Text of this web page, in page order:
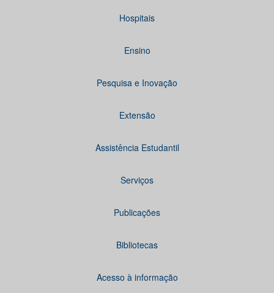
Hospitais
Ensino
Pesquisa e Inovação
Extensão
Assistência Estudantil
Serviços
Publicações
Bibliotecas
Acesso à informação